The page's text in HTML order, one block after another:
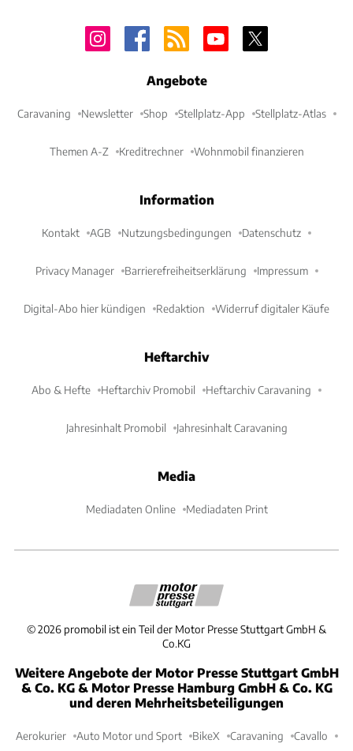
Angebote
Caravaning Newsletter Shop Stellplatz-App Stellplatz-Atlas
Themen A-Z Kreditrechner Wohnmobil finanzieren
Information
Kontakt AGB Nutzungsbedingungen Datenschutz
Privacy Manager Barrierefreiheitserklärung Impressum
Digital-Abo hier kündigen Redaktion Widerruf digitaler Käufe
Heftarchiv
Abo & Hefte Heftarchiv Promobil Heftarchiv Caravaning
Jahresinhalt Promobil Jahresinhalt Caravaning
Media
Mediadaten Online Mediadaten Print
©2026 promobil ist ein Teil der Motor Presse Stuttgart GmbH &
Co.KG
Weitere Angebote der Motor Presse Stuttgart GmbH
& Co. KG & Motor Presse Hamburg GmbH & Co. KG
und deren Mehrheitsbeteiligungen
Aerokurier Auto Motor und Sport BikeX Caravaning Cavallo